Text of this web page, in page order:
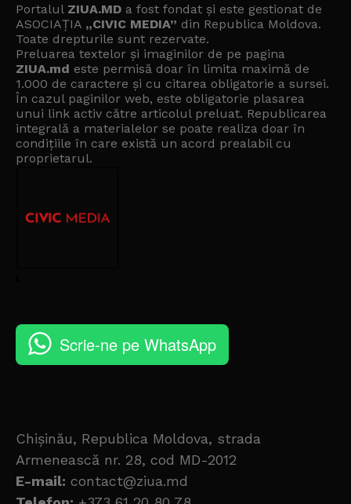
Portalul ZIUA.MD a fost fondat și este gestionat de
ASOCIAȚIA „CIVIC MEDIA” din Republica Moldova.
Toate drepturile sunt rezervate.
Preluarea textelor și imaginilor de pe pagina
ZIUA.md este permisă doar în limita maximă de
1.000 de caractere și cu citarea obligatorie a sursei.
În cazul paginilor web, este obligatorie plasarea
unui link activ către articolul preluat. Republicarea
integrală a materialelor se poate realiza doar în
condițiile în care există un acord prealabil cu
proprietarul.
Scrie-ne pe WhatsApp
Chișinău, Republica Moldova, strada
Armenească nr. 28, cod MD-2012
E-mail: contact@ziua.md